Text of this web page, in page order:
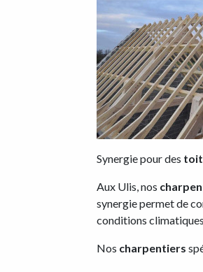
Synergie pour des
Aux Ulis, nos
synergie permet de
conditions
Nos charpentiers